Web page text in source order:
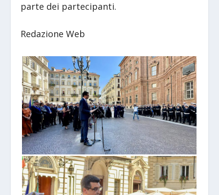
parte dei partecipanti.
Redazione Web